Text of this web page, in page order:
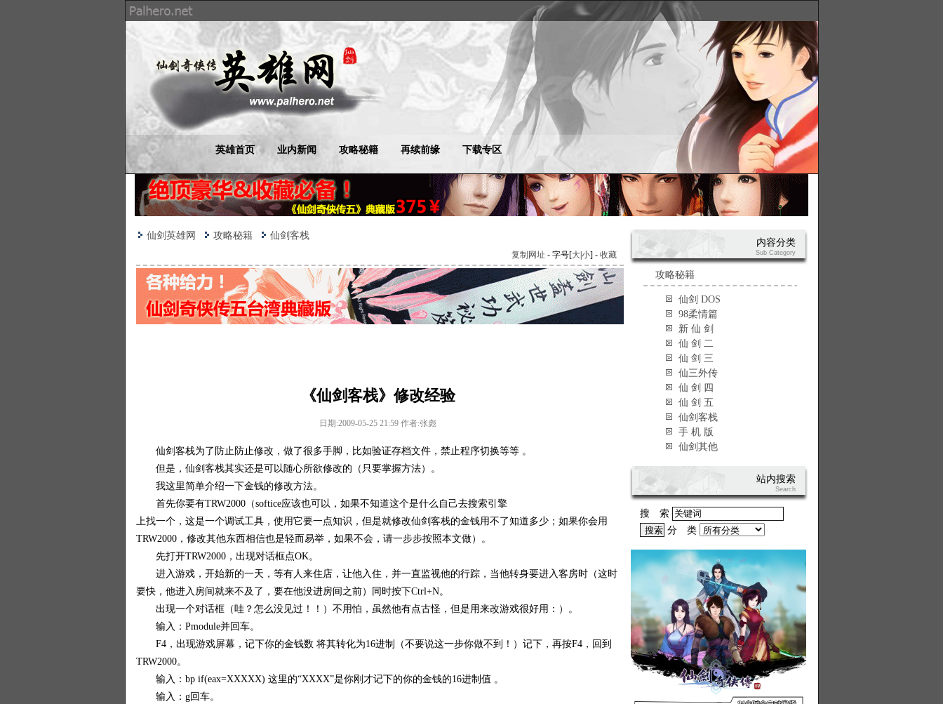
英雄首页 业内新闻 攻略秘籍 再续前缘 下载专区
仙剑英雄网 攻略秘籍 仙剑客栈
复制网址 - 字号[大|小] - 收藏
《仙剑客栈》修改经验
日期:2009-05-25 21:59 作者:张彪
仙剑客栈为了防止防止修改，做了很多手脚，比如验证存档文件，禁止程序切换等等 。
但是，仙剑客栈其实还是可以随心所欲修改的（只要掌握方法）。
我这里简单介绍一下金钱的修改方法。
首先你要有TRW2000（softice应该也可以，如果不知道这个是什么自己去搜索引擎
上找一个，这是一个调试工具，使用它要一点知识，但是就修改仙剑客栈的金钱用不了知道多少；如果你会用
TRW2000，修改其他东西相信也是轻而易举，如果不会，请一步步按照本文做）。
先打开TRW2000，出现对话框点OK。
进入游戏，开始新的一天，等有人来住店，让他入住，并一直监视他的行踪，当他转身要进入客房时（这时
要快，他进入房间就来不及了，要在他没进房间之前）同时按下Ctrl+N。
出现一个对话框（哇？怎么没见过！！）不用怕，虽然他有点古怪，但是用来改游戏很好用：）。
输入：Pmodule并回车。
F4，出现游戏屏幕，记下你的金钱数 将其转化为16进制（不要说这一步你做不到！）记下，再按F4，回到
TRW2000。
输入：bp if(eax=XXXXX) 这里的“XXXX”是你刚才记下的你的金钱的16进制值 。
输入：g回车。
内容分类
Sub Category
攻略秘籍
仙剑 DOS
98柔情篇
新 仙 剑
仙 剑 二
仙 剑 三
仙三外传
仙 剑 四
仙 剑 五
仙剑客栈
手 机 版
仙剑其他
站内搜索
Search
搜 索
分 类